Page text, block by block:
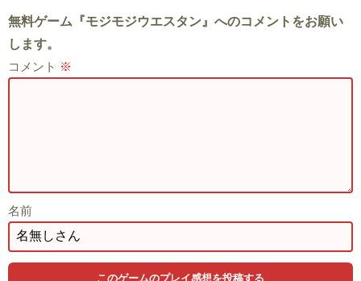
無料ゲーム『モジモジウエスタン』へのコメントをお願い
します。
コメント ※
名前